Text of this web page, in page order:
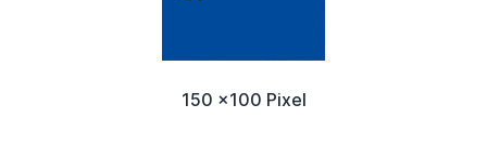
150 x100 Pixel